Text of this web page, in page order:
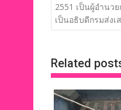
2551 เป็นผู้อำนว
เป็นอธิบดีกรมส่งเ
Related